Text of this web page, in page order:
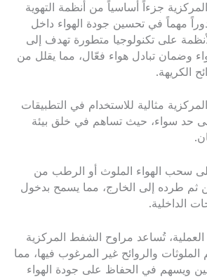
جزءاً أساسياً من أنظمة التهوية
مهماً في تحسين جودة الهواء داخل
على تكنولوجيا متطورة تهدف إلى
وضمان تبادل هواء فعّال، مما يقلل من
الكريهة.
مثالية للاستخدام في التطبيقات
على حد سواء، حيث تساهم في خلق بيئة
سحب الهواء الملوث أو الرطب من
ثم طرده إلى الخارج، مما يسمح بدخول
الداخلية.
تُساعد مراوح الشفط المركزية
والروائح غير المرغوب فيها، مما
ويسهم في الحفاظ على جودة الهواء